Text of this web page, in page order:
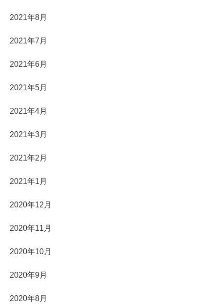
2021年8月
2021年7月
2021年6月
2021年5月
2021年4月
2021年3月
2021年2月
2021年1月
2020年12月
2020年11月
2020年10月
2020年9月
2020年8月